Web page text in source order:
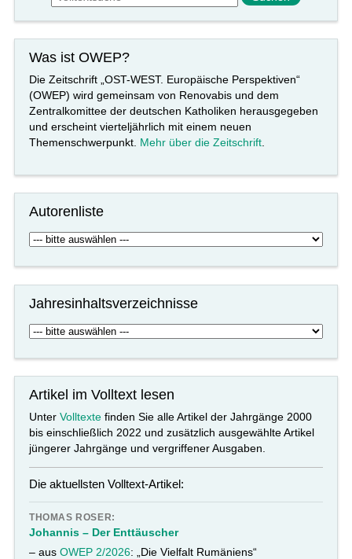
Was ist OWEP?
Die Zeitschrift „OST-WEST. Europäische Perspektiven“
(OWEP) wird gemeinsam von Renovabis und dem
Zentralkomittee der deutschen Katholiken herausgegeben
und erscheint vierteljährlich mit einem neuen
Themenschwerpunkt. Mehr über die Zeitschrift.
Autorenliste
Jahresinhaltsverzeichnisse
Artikel im Volltext lesen
UnterVolltexte finden Sie alle Artikel der Jahrgänge 2000
bis einschließlich 2022 und zusätzlich ausgewählte Artikel
jüngerer Jahrgänge und vergriffener Ausgaben.
Die aktuellsten Volltext-Artikel:
THOMAS ROSER:
Johannis – Der Enttäuscher
– ausOWEP 2/2026: „Die Vielfalt Rumäniens“